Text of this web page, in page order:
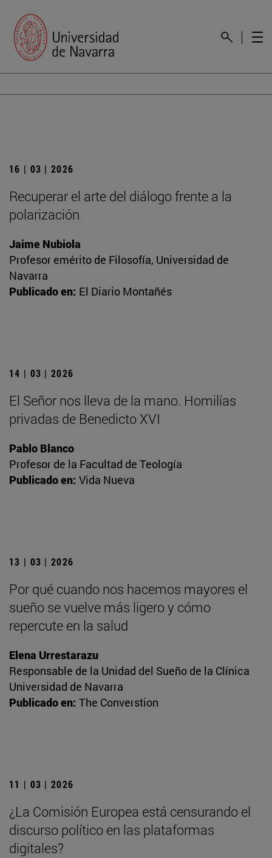
16 | 03 | 2026
Recuperar el arte del diálogo frente a la
polarización
Jaime Nubiola
Profesor emérito de Filosofía, Universidad de
Navarra
Publicado en: El Diario Montañés
14 | 03 | 2026
El Señor nos lleva de la mano. Homilías
privadas de Benedicto XVI
Pablo Blanco
Profesor de la Facultad de Teología
Publicado en: Vida Nueva
13 | 03 | 2026
Por qué cuando nos hacemos mayores el
sueño se vuelve más ligero y cómo
repercute en la salud
Elena Urrestarazu
Responsable de la Unidad del Sueño de la Clínica
Universidad de Navarra
Publicado en: The Converstion
11 | 03 | 2026
¿La Comisión Europea está censurando el
discurso político en las plataformas
digitales?